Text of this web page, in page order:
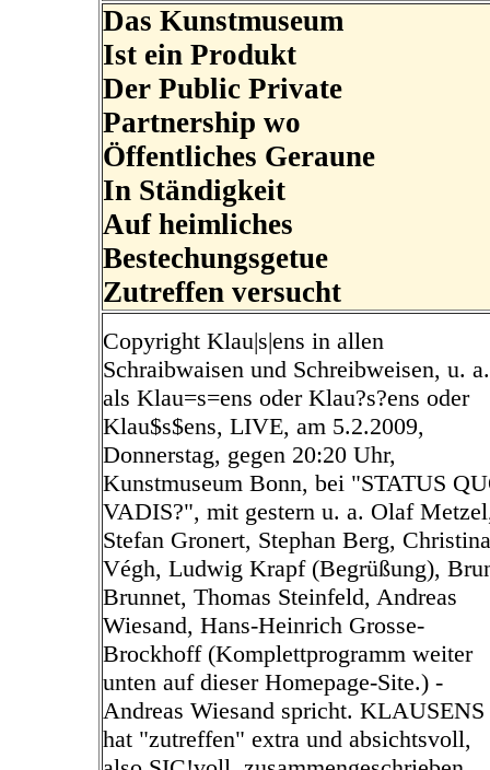
Das Kunstmuseum
Ist ein Produkt
Der Public Private
Partnership wo
Öffentliches Geraune
In Ständigkeit
Auf heimliches
Bestechungsgetue
Zutreffen versucht
Copyright Klau|s|ens in allen
Schraibwaisen und Schreibweisen, u. a.
als Klau=s=ens oder Klau?s?ens oder
Klau$s$ens, LIVE, am 5.2.2009,
Donnerstag, gegen 20:20 Uhr,
Kunstmuseum Bonn, bei "STATUS
VADIS?", mit gestern u. a. Olaf
Stefan Gronert, Stephan Berg, Christina
Végh, Ludwig Krapf (Begrüßung),
Brunnet, Thomas Steinfeld, Andreas
Wiesand, Hans-Heinrich Grosse-
Brockhoff (Komplettprogramm weiter
unten auf dieser Homepage-Site.) -
Andreas Wiesand spricht. KLAUSENS
hat "zutreffen" extra und absichtsvoll,